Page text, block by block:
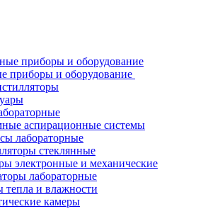
приборы и оборудование
аспирационные системы
лабораторные
стеклянные
электронные и механические
лабораторные
тепла и влажности
камеры